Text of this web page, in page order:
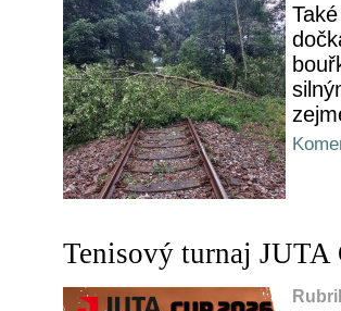
Tenisový turnaj JUTA